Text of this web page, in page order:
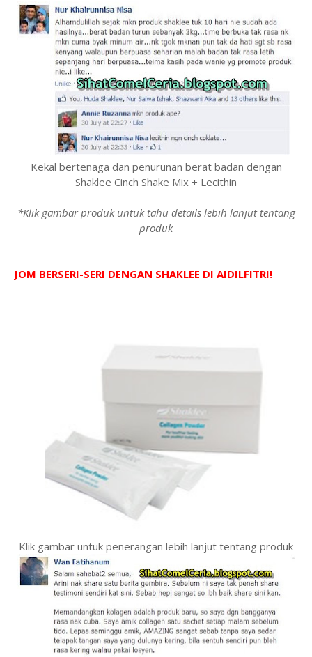
Kekal bertenaga dan penurunan berat badan dengan
Shaklee Cinch Shake Mix + Lecithin
*Klik gambar produk untuk tahu details lebih lanjut tentang
produk
JOM BERSERI-SERI DENGAN SHAKLEE DI AIDILFITRI!
Klik gambar untuk penerangan lebih lanjut tentang produk